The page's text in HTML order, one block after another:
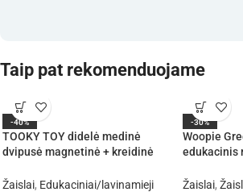
Taip pat rekomenduojame
-40%
TOOKY TOY didelė medinė
dvipusė magnetinė + kreidinė
Žaislai, Edukaciniai/lavinamieji
-30%
Woopie
edukacinis
Žaislai,